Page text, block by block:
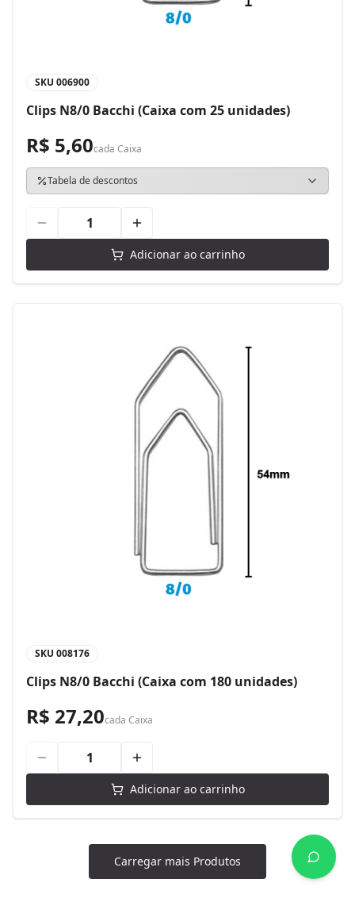
SKU 006900
Clips N8/0 Bacchi (Caixa com 25 unidades)
R$ 5,60cada Caixa
Tabela de descontos
Adicionar ao carrinho
SKU 008176
Clips N8/0 Bacchi (Caixa com 180 unidades)
R$ 27,20cada Caixa
Adicionar ao carrinho
Carregar mais Produtos